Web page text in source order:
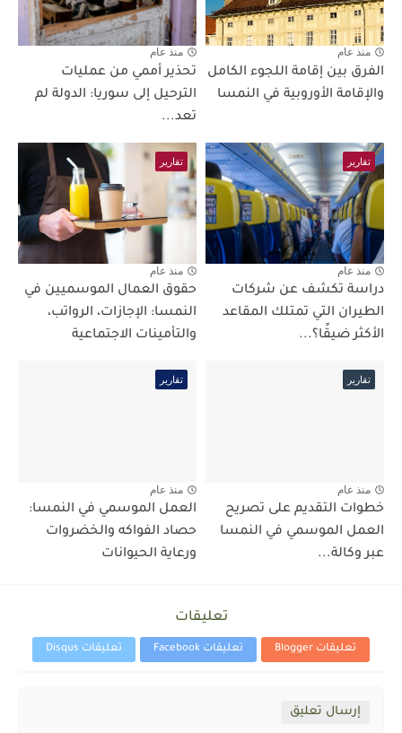
منذ عام
الفرق بين إقامة اللجوء الكامل
والإقامة الأوروبية في النمسا
منذ عام
تحذير أممي من عمليات
الترحيل إلى سوريا: الدولة لم
تعد...
تقارير
منذ عام
دراسة تكشف عن شركات
الطيران التي تمتلك المقاعد
الأكثر ضيقًا؟...
تقارير
منذ عام
حقوق العمال الموسميين في
النمسا: الإجازات، الرواتب،
والتأمينات الاجتماعية
تقارير
منذ عام
خطوات التقديم على تصريح
العمل الموسمي في النمسا
عبر وكالة...
تقارير
منذ عام
العمل الموسمي في النمسا:
حصاد الفواكه والخضروات
ورعاية الحيوانات
تعليقات
تعليقات Blogger تعليقات Facebook تعليقات Disqus
إرسال تعليق